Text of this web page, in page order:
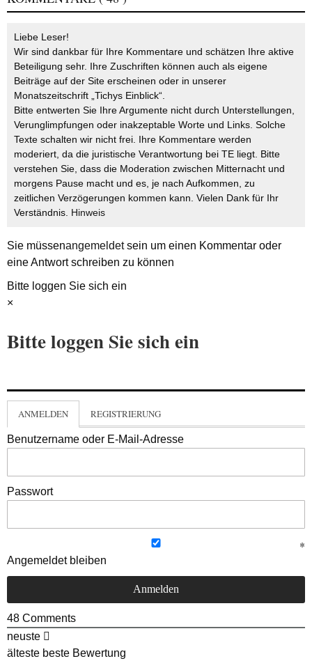
Liebe Leser!
Wir sind dankbar für Ihre Kommentare und schätzen Ihre aktive
Beteiligung sehr. Ihre Zuschriften können auch als eigene
Beiträge auf der Site erscheinen oder in unserer
Monatszeitschrift „Tichys Einblick“.
Bitte entwerten Sie Ihre Argumente nicht durch Unterstellungen,
Verunglimpfungen oder inakzeptable Worte und Links. Solche
Texte schalten wir nicht frei. Ihre Kommentare werden
moderiert, da die juristische Verantwortung bei TE liegt. Bitte
verstehen Sie, dass die Moderation zwischen Mitternacht und
morgens Pause macht und es, je nach Aufkommen, zu
zeitlichen Verzögerungen kommen kann. Vielen Dank für Ihr
Verständnis. Hinweis
Sie müssenangemeldetsein um einen Kommentar oder
eine Antwort schreiben zu können
Bitte loggen Sie sich ein
×
Bitte loggen Sie sich ein
ANMELDEN REGISTRIERUNG
Benutzername oder E-Mail-Adresse
Passwort
Angemeldet bleiben
48 Comments
neuste
älteste beste Bewertung